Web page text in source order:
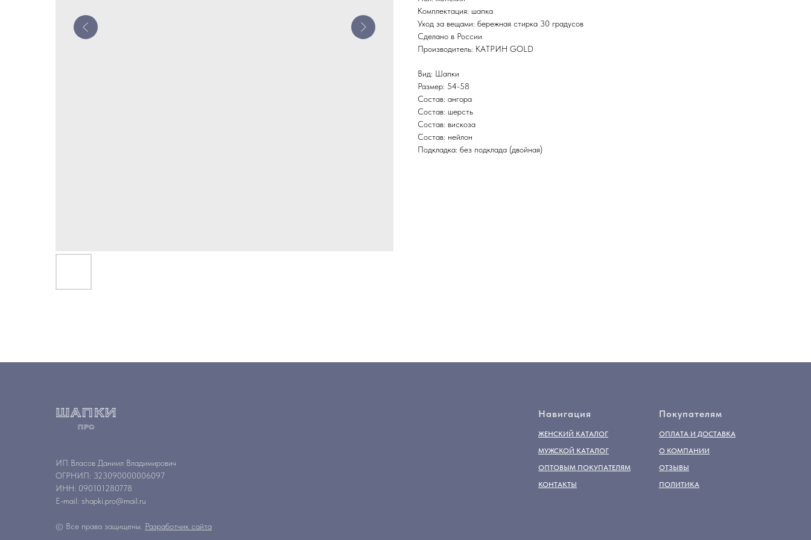
Комплектация: шапка
Уход за вещами: бережная стирка 30 градусов
Сделано в России
Производитель: КАТРИН GOLD
Вид: Шапки
Размер: 54-58
Состав: ангора
Состав: шерсть
Состав: вискоза
Состав: нейлон
Подкладка: без подклада (двойная)
ИП Власов Даниил Владимирович
ОГРНИП: 323090000006097
ИНН: 090101280778
E-mail: shapki.pro@mail.ru
© Все права защищены. Разработчик сайта
Навигация
ЖЕНСКИЙ КАТАЛОГ
МУЖСКОЙ КАТАЛОГ
ОПТОВЫМ ПОКУПАТЕЛЯМ
КОНТАКТЫ
Покупателям
ОПЛАТА И ДОСТАВКА
О КОМПАНИИ
ОТЗЫВЫ
ПОЛИТИКА